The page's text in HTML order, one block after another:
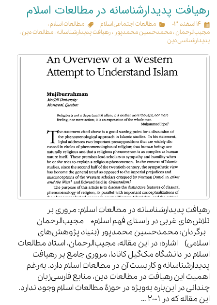
رهیافت پدیدارشناسانه در مطالعات اسلام
۱۴ اسفند ۰۳ مطالعات اجتماعی اسلام مطالعات اسلام،
مجیب‌الرحمان،محمدحسین محمدپور ، رهیافت پدیدارشناسانه،مطالعات دین،
پدیدارشناسی دین
رهیافت پدیدارشناسانه در مطالعات اسلام: مروری بر
تلاش‌های غربی در راستای فهم اسلام* مجیب‌الرحمان
برگردان: محمدحسین محمدپور (بنیاد پژوهش‌های
اسلامی) اشاره: در این مقاله، مجیب‌الرحمان، استاد مطالعات
اسلام در دانشگاه مک‌گیل کانادا، مروری جامع بر رهیافت
پدیدارشناسانه و کاربست آن در مطالعات اسلام دارد. به‌رغم
اهمیت این رهیافت در مطالعات دین، منابع فارسی‌زبان
چندانی در این‌باره به‌ویژه در حوزهٔ مطالعات اسلام وجود ندارد.
این مقاله که در ۲۰۰۱ …